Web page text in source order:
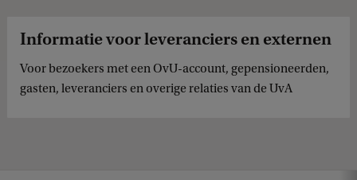
Informatie voor leveranciers en externen
Voor bezoekers met een OvU-account, gepensioneerden,
gasten, leveranciers en overige relaties van de UvA